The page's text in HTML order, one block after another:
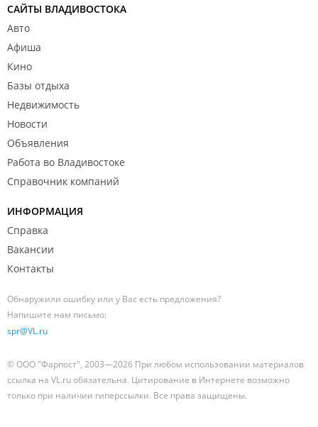
САЙТЫ ВЛАДИВОСТОКА
Авто
Афиша
Кино
Базы отдыха
Недвижимость
Новости
Объявления
Работа во Владивостоке
Справочник компаний
ИНФОРМАЦИЯ
Справка
Вакансии
Контакты
Обнаружили ошибку или у Вас есть предложения?
Напишите нам письмо:
spr@VL.ru
© ООО "Фарпост", 2003—2026 При любом использовании материалов
ссылка на VL.ru обязательна. Цитирование в Интернете возможно
только при наличии гиперссылки. Все права защищены.